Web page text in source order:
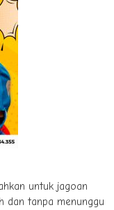
untuk jagoan
dan tanpa menunggu